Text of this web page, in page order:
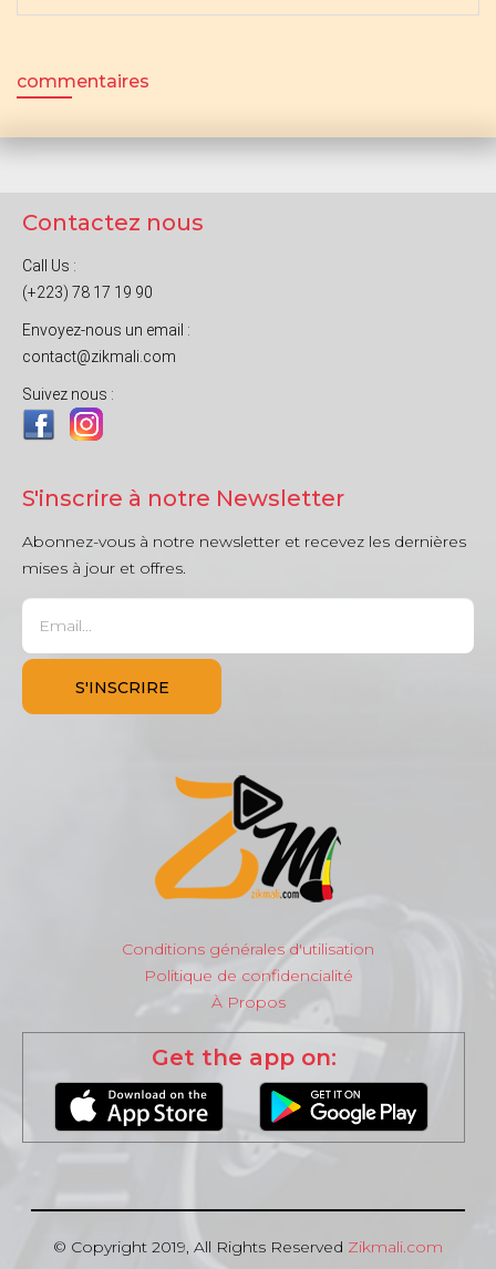
commentaires
Contactez nous
Call Us :
(+223) 78 17 19 90
Envoyez-nous un email :
contact@zikmali.com
Suivez nous :
S'inscrire à notre Newsletter
Abonnez-vous à notre newsletter et recevez les dernières
mises à jour et offres.
Conditions générales d'utilisation
Politique de confidencialité
À Propos
Get the app on:
© Copyright 2019, All Rights Reserved Zikmali.com